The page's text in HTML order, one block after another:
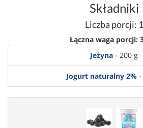
Składniki
Liczba porcji: 1
Łączna waga porcji:
Jeżyna - 200 g
Jogurt naturalny 2% -